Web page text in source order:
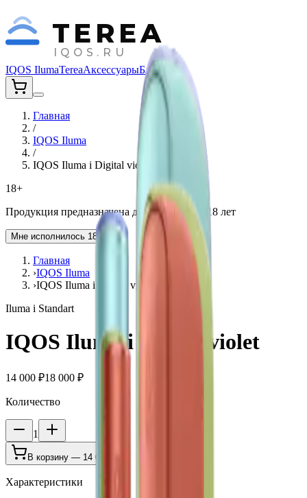
TEREA
IQOS.RU
IQOS IlumaTereaАксессуарыБлог
Главная
/
IQOS Iluma
/
IQOS Iluma i Digital violet
18+
Продукция предназначена для лиц старше 18 лет
Мне исполнилось 18 лет
Главная
›IQOS Iluma
›IQOS Iluma i Digital violet
Iluma i Standart
IQOS Iluma i Digital violet
14 000 ₽18 000 ₽
Количество
1
В корзину — 14 000 ₽
Характеристики